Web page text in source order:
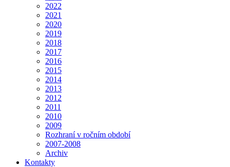
2022
2021
2020
2019
2018
2017
2016
2015
2014
2013
2012
2011
2010
2009
Rozhraní v ročním období
2007-2008
Archiv
Kontakty